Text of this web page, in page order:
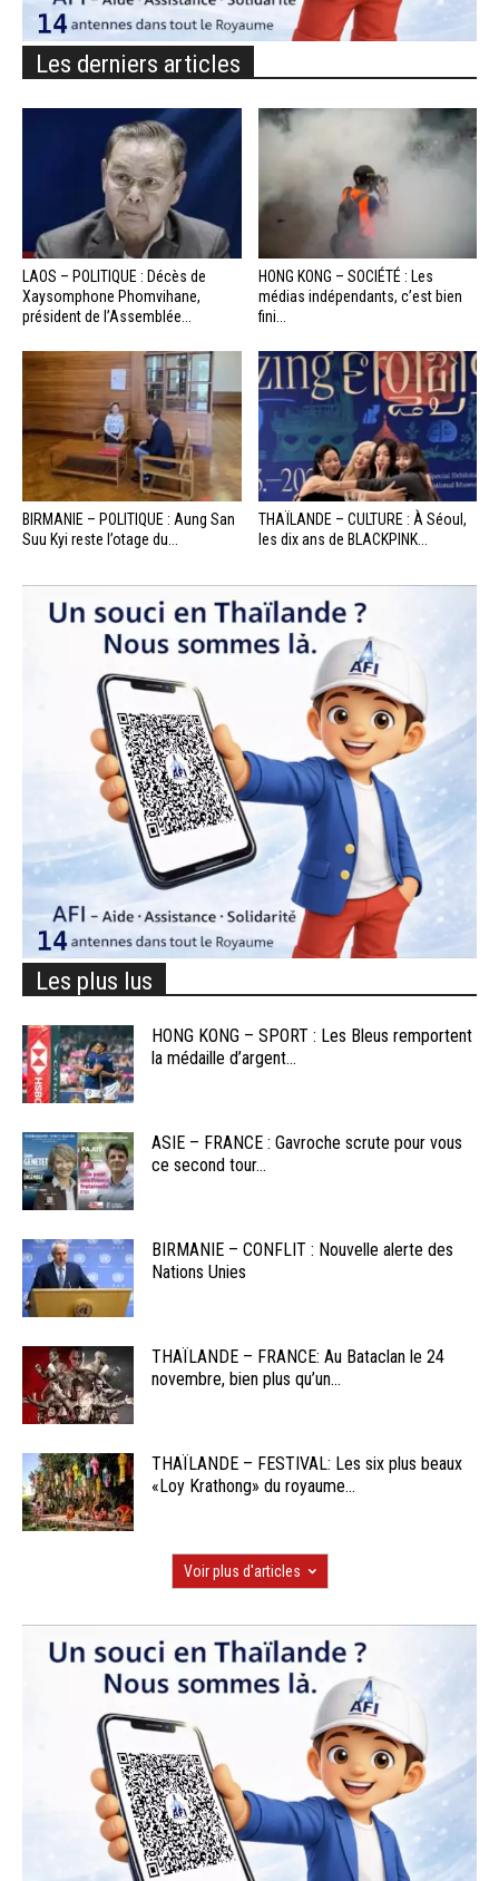
Les derniers articles
LAOS – POLITIQUE : Décès de
Xaysomphone Phomvihane,
président de l’Assemblée...
HONG KONG – SOCIÉTÉ : Les
médias indépendants, c’est bien
fini...
BIRMANIE – POLITIQUE : Aung San
Suu Kyi reste l’otage du...
THAÏLANDE – CULTURE : À Séoul,
les dix ans de BLACKPINK...
Les plus lus
HONG KONG – SPORT : Les Bleus remportent
la médaille d’argent...
ASIE – FRANCE : Gavroche scrute pour vous
ce second tour...
BIRMANIE – CONFLIT : Nouvelle alerte des
Nations Unies
THAÏLANDE – FRANCE: Au Bataclan le 24
novembre, bien plus qu’un...
THAÏLANDE – FESTIVAL: Les six plus beaux
«Loy Krathong» du royaume...
Voir plus d'articles